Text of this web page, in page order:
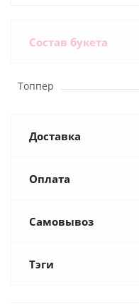
Состав букета
Топпер
Доставка
Оплата
Самовывоз
Тэги